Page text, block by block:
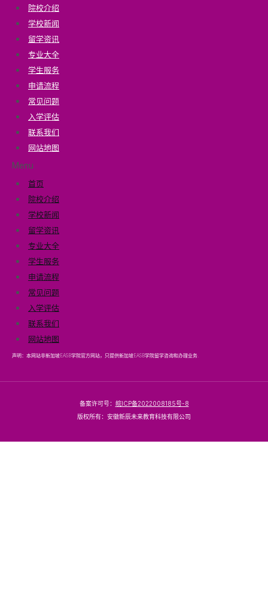
院校介绍
学校新闻
留学资讯
专业大全
学生服务
申请流程
常见问题
入学评估
联系我们
网站地图
Menu
首页
院校介绍
学校新闻
留学资讯
专业大全
学生服务
申请流程
常见问题
入学评估
联系我们
网站地图
声明：本网站非新加坡EASB学院官方网站，只提供新加坡EASB学院留学咨询和办理业务.
备案许可号： 皖ICP备2022008185号-8
版权所有：安徽新辰未来教育科技有限公司